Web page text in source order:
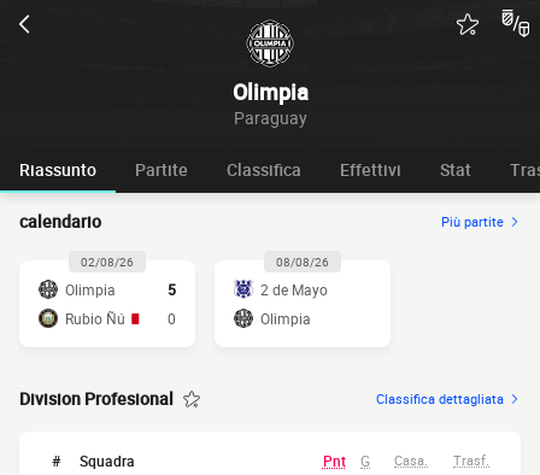
Olimpia
Paraguay
Riassunto Partite Classifica Effettivi Stat
calendario Più partite
02/08/26
Olimpia
5
Rubio Ñú
0
08/08/26
2 de Mayo
Olimpia
Division Profesional Classifica dettagliata
# Squadra Pnt G Casa. Trasf.